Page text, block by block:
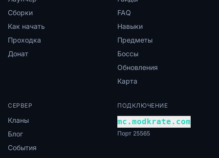
Сборки
Как начать
Проходка
Донат
FAQ
Навыки
Предметы
Боссы
Обновления
Карта
СЕРВЕР
Кланы
Блог
События
ПОДКЛЮЧЕНИЕ
mc.modkrate.com
Порт 25565